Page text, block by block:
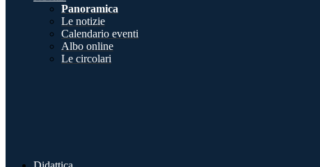
Panoramica
Le notizie
Calendario eventi
Albo online
Le circolari